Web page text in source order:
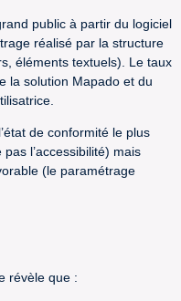
public à partir du logiciel
réalisé par la structure
éléments textuels). Le taux
la solution Mapado et du
de conformité le plus
l’accessibilité) mais
(le paramétrage
révèle que :